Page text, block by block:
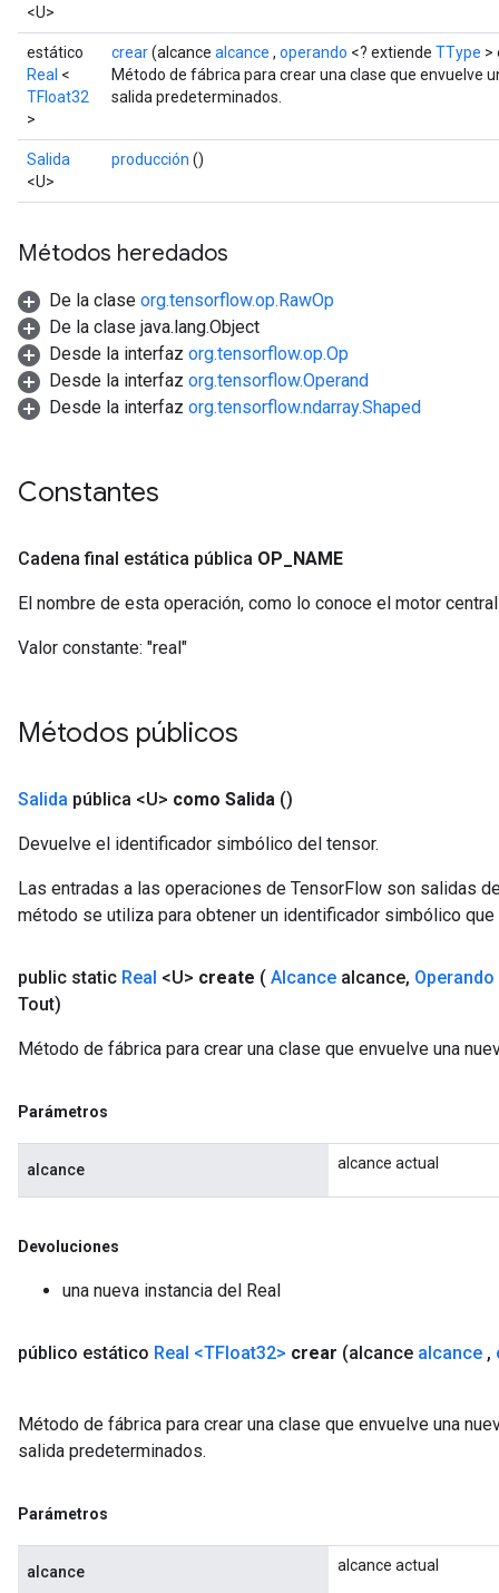
<U>
estático
Real <
TFloat32
>
crear(alcance alcance , operando <? extiende TType >
Método de fábrica para crear una clase que envuelve
salida predeterminados.
Salida
<U>
producción ()
Métodos heredados
De la clase org.tensorflow.op.RawOp
De la clase java.lang.Object
Desde la interfaz org.tensorflow.op.Op
Desde la interfaz org.tensorflow.Operand
Desde la interfaz org.tensorflow.ndarray.Shaped
Constantes
Cadena final estática pública OP NAME
El nombre de esta operación, como lo conoce el motor
Valor constante: "real"
Métodos públicos
Salida pública <U> como Salida ()
Devuelve el identificador simbólico del tensor.
Las entradas a las operaciones de TensorFlow son salidas
método se utiliza para obtener un identificador simbólico
public static Real <U> create ( Alcance alcance, Operando
Tout)
Método de fábrica para crear una clase que envuelve una
Parámetros
alcance alcance actual
Devoluciones
una nueva instancia del Real
público estático Real <TFloat32> crear (alcance alcance ,
Método de fábrica para crear una clase que envuelve una
salida predeterminados.
Parámetros
alcance alcance actual